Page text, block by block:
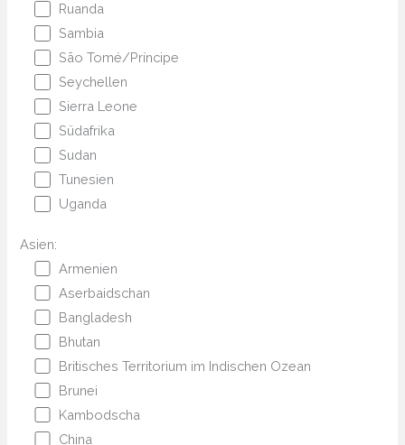
Ruanda
Sambia
São Tomé/Príncipe
Seychellen
Sierra Leone
Südafrika
Sudan
Tunesien
Uganda
Asien:
Armenien
Aserbaidschan
Bangladesh
Bhutan
Britisches Territorium im Indischen Ozean
Brunei
Kambodscha
China